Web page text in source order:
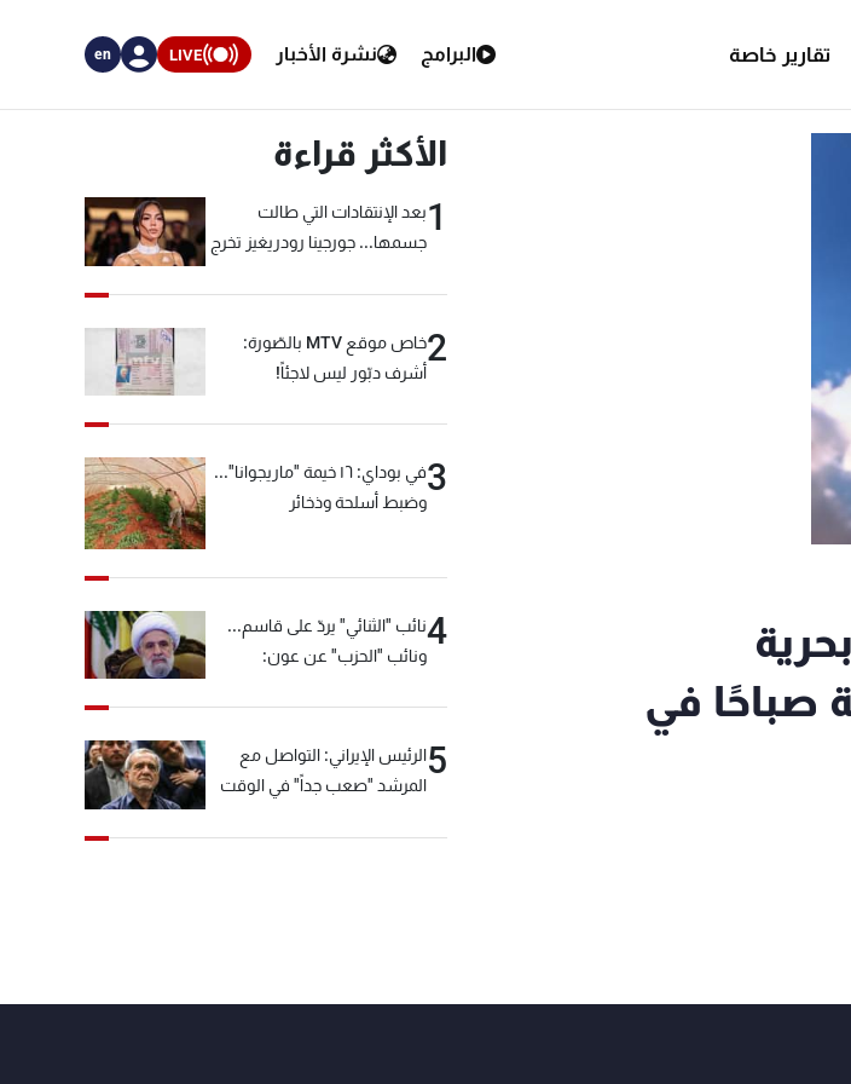
تقارير خاصة البرامج نشرة الأخبار LIVE
en
صباحًا في
الأكثر قراءة
1بعد الإنتقادات التي طالت
جسمها... جورجينا رودريغيز تخرج
2
خاص موقع MTV بالصّورة:
أشرف دبّور ليس لاجئاً!
3
في بوداي: ١٦ خيمة "ماريجوانا"...
وضبط أسلحة وذخائر
4نائب "الثنائي" يردّ على قاسم...
ونائب "الحزب" عن عون:
5الرئيس الإيراني: التواصل مع
المرشد "صعب جداً" في الوقت